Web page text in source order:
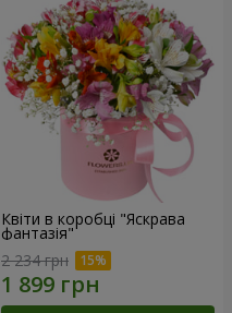
Квіти в коробці "Яскрава
фантазія"
2 234 грн